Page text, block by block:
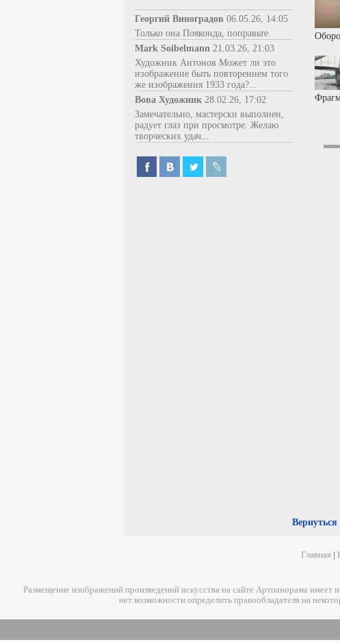
Георгий Виноградов 06.05.26, 14:05
Только она Пояконда, поправьте.
Mark Soibelmann 21.03.26, 21:03
Художник Антонов Может ли это
изображение быть повторением того
же изображения 1933 года?...
Вова Художник 28.02.26, 17:02
Замечательно, мастерски выполнен,
радует глаз при просмотре. Желаю
творческих удач...
Вернуться
Главная
Размещение изображений произведений искусства на сайте Артпанорама
нет возможности определить правообладателя на